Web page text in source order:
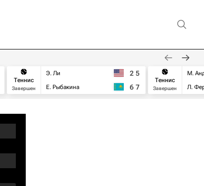
Теннис
Завершен
Э. Ли
Е. Рыбакина
2 5
6 7
Теннис
Завершен
М.
Л.